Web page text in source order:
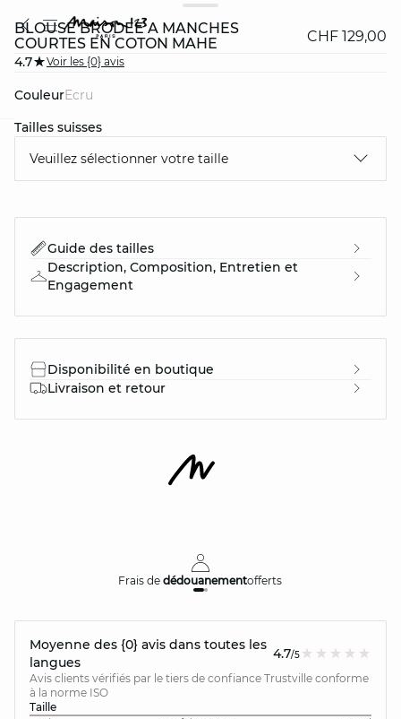
BLOUSE BRODÉE À MANCHES
COURTES EN COTON MAHE
CHF 129,00
4.7 Voir les {0} avis
Couleur ecru
Tailles suisses
Veuillez sélectionner votre taille
Guide des tailles
Description, Composition, Entretien et
Engagement
Disponibilité en boutique
Livraison et retour
Frais dedédouanementofferts
Moyenne des {0} avis dans toutes les
langues
4.7/5
Avis clients vérifiés par le tiers de confiance Trustville conforme
à la norme ISO
Taille